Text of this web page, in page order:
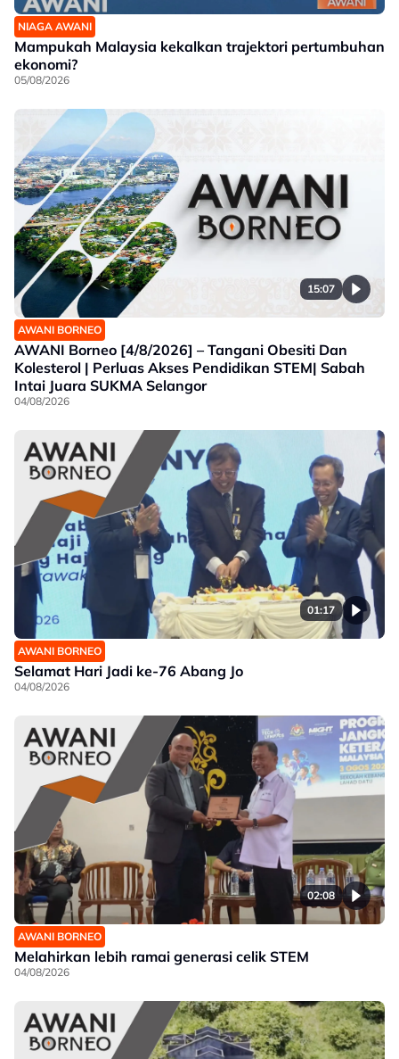
NIAGA AWANI
Mampukah Malaysia kekalkan trajektori pertumbuhan
ekonomi?
05/08/2026
15:07
AWANI BORNEO
AWANI Borneo [4/8/2026] – Tangani Obesiti Dan
Kolesterol | Perluas Akses Pendidikan STEM| Sabah
Intai Juara SUKMA Selangor
04/08/2026
01:17
AWANI BORNEO
Selamat Hari Jadi ke-76 Abang Jo
04/08/2026
02:08
AWANI BORNEO
Melahirkan lebih ramai generasi celik STEM
04/08/2026